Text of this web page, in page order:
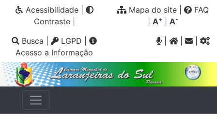
Acessibilidade|
Contraste|
Mapa do site
FAQ
A+ A-
Busca LGPD
Acesso a Informação
|